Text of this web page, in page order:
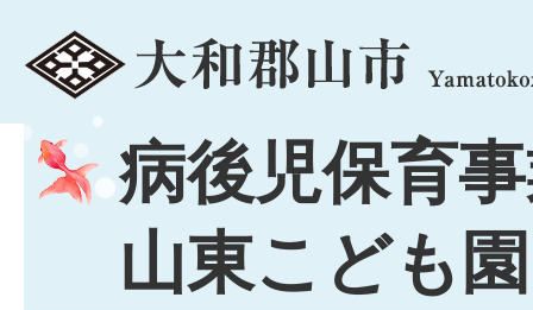
menu
病後児保育
山東こども